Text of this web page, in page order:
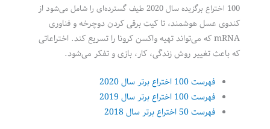
100 اختراع برگزیده سال 2020 طیف گسترده‌ای را شامل می‌شود
از
کندوی عسل هوشمند، تا کیت برقی کردن دوچرخه و فناوری
mRNA که می‌تواند تهیه واکسن کرونا را تسریع کند. اختراعاتی
که باعث تغییر روش زندگی، کار، بازی و تفکر می‌شود.
فهرست 100 اختراع برتر سال 2020
فهرست 100 اختراع برتر سال 2019
فهرست 50 اختراع برتر سال 2018